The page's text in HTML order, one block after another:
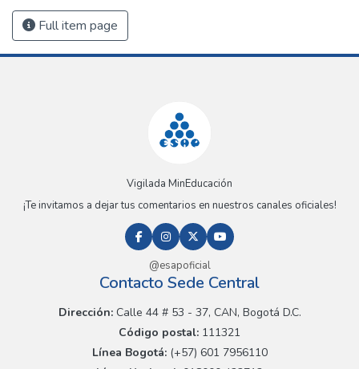
Full item page
Vigilada MinEducación
¡Te invitamos a dejar tus comentarios en nuestros canales oficiales!
@esapoficial
Contacto Sede Central
Dirección:Calle 44 # 53 - 37, CAN, Bogotá D.C.
Código postal: 111321
Línea Bogotá:(+57) 601 7956110